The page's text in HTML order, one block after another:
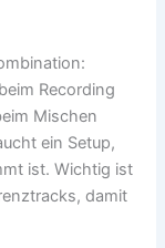
Recording
Mischen
ein Setup,
ist. Wichtig ist
damit